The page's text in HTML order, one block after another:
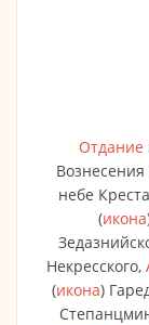
Отдание
Вознесения
небе
(икона
Некресского,
(икона)